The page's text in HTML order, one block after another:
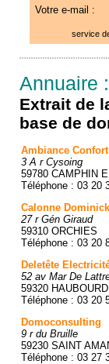
Votre e-mail :
service
Annuaire
Extrait de
base de
Ambiance
3 A r Cysoing
59780 CAMPHIN
Téléphone : 03 20
Calonne Dominick
27 r Gén Giraud
59310 ORCHIES
Téléphone : 03 20
Deletête
52 av Mar De
59320
Téléphone : 03 20
Domoconsulting
9 r du Bruille
59230 SAINT
Téléphone : 03 27